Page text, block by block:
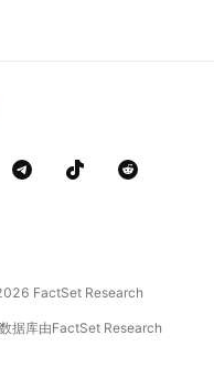
FactSet Research
据库由FactSet Research